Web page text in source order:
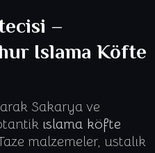
–
Islama Köfte
Sakarya ve
ıslama köfte
malzemeler, ustalık